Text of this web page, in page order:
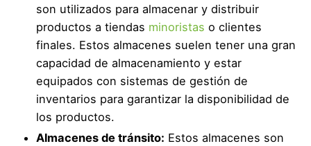
son utilizados para almacenar y distribuir
productos a tiendas minoristas o clientes
finales. Estos almacenes suelen tener una gran
capacidad de almacenamiento y estar
equipados con sistemas de gestión de
inventarios para garantizar la disponibilidad de
los productos.
Almacenes de tránsito: Estos almacenes son